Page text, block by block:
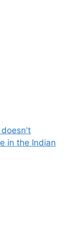
doesn't
in the Indian